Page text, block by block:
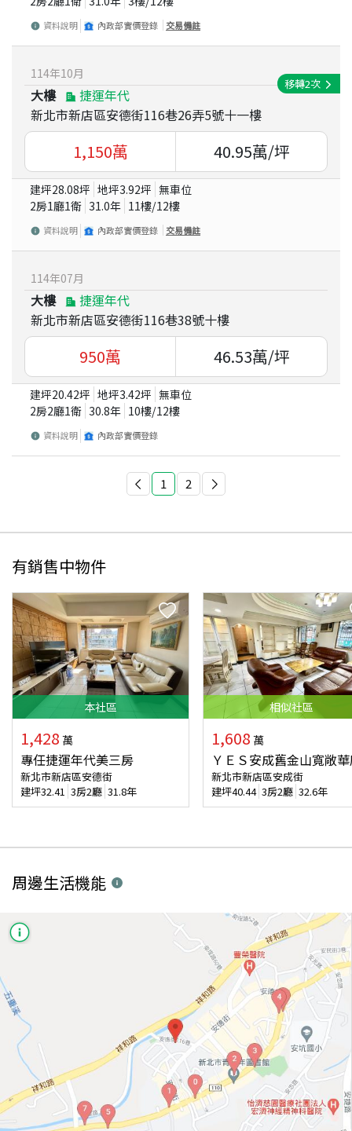
資料說明 內政部實價登錄 交易備註
114年10月
大樓
捷運年代
新北市新店區安德街116巷26弄5號十一樓
移轉2次
1,150萬 40.95萬/坪
建坪28.08坪 地坪3.92坪 無車位
2房1廳1衛 31.0年 11樓/12樓
資料說明 內政部實價登錄 交易備註
114年07月
大樓
捷運年代
新北市新店區安德街116巷38號十樓
950萬 46.53萬/坪
建坪20.42坪 地坪3.42坪 無車位
2房2廳1衛 30.8年 10樓/12樓
資料說明 內政部實價登錄
1 2
有銷售中物件
本社區
1,428 萬
專任捷運年代美三房
新北市新店區安德街
建坪32.41 3房2廳 31.8年
相似社區
1,608 萬
ＹＥＳ安成舊金山寬敞
新北市新店區安成街
建坪40.44 3房2廳 32.6年
周邊生活機能